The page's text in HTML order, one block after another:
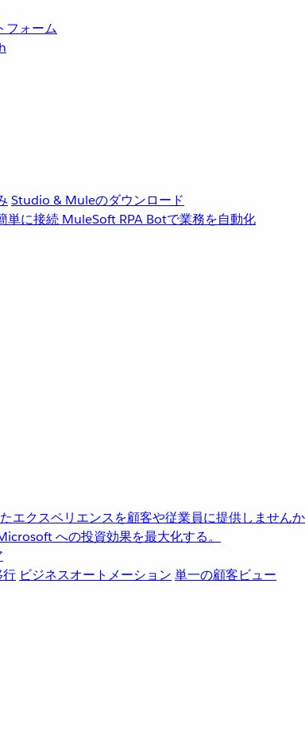
フォーム
Studio & Muleのダウンロード
単に接続 MuleSoft RPA Botで業務を自動化
エクスペリエンスを顧客や従業員に提供しませんか
への投資効果を最大化する。
行 ビジネスオートメーション 単一の顧客ビュー